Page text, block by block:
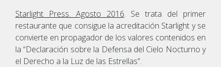
Starlight Press. Agosto 2016. Se trata del primer
restaurante que consigue la acreditación Starlight y se
convierte en propagador de los valores contenidos en
la “Declaración sobre la Defensa del Cielo Nocturno y
el Derecho a la Luz de las Estrellas”.